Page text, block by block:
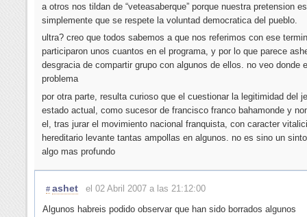
a otros nos tildan de “veteasaberque” porque nuestra pretension es
simplemente que se respete la voluntad democratica del pueblo.
ultra? creo que todos sabemos a que nos referimos con ese
participaron unos cuantos en el programa, y por lo que parece
desgracia de compartir grupo con algunos de ellos. no veo donde
problema
por otra parte, resulta curioso que el cuestionar la legitimidad del
estado actual, como sucesor de francisco franco bahamonde y
el, tras jurar el movimiento nacional franquista, con caracter
hereditario levante tantas ampollas en algunos. no es sino un
algo mas profundo
# ashet
el 02 Abril 2007 a las 21:12:00
Algunos habreis podido observar que han sido borrados algunos